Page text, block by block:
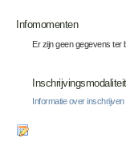
Infomomenten
Er zijn geen gegevens ter
Informatie over inschrijven